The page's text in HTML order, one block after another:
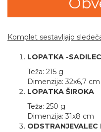
Komplet sestavljajo
LOPATKA -SADILEC
Teža: 215 g
Dimenzija: 32x6,7 cm
LOPATKA ŠIROKA
Teža: 250 g
Dimenzija: 31x8 cm